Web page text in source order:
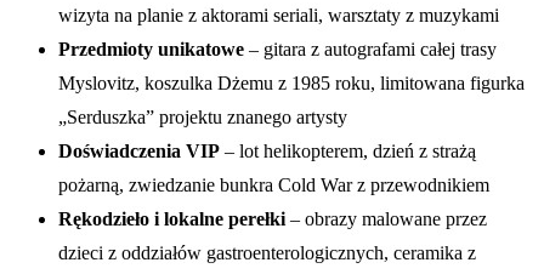
wizyta na planie z aktorami seriali, warsztaty z muzykami
Przedmioty unikatowe – gitara z autografami całej trasy
Myslovitz, koszulka Dżemu z 1985 roku, limitowana figurka
„Serduszka” projektu znanego artysty
Doświadczenia VIP – lot helikopterem, dzień z strażą
pożarną, zwiedzanie bunkra Cold War z przewodnikiem
Rękodzieło i lokalne perełki – obrazy malowane przez
dzieci z oddziałów gastroenterologicznych, ceramika z